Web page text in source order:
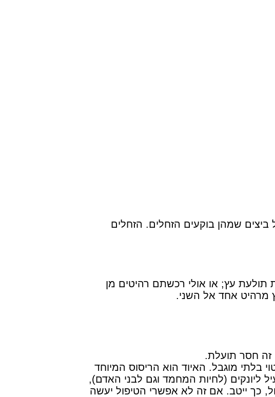
שמהן בוקעים הזחלים. הזחלים
תולעת עץ; או אולי רכשתם רהיטים מן
מרהיט אחד אל השני.
זה חסר תועלת.
בלתי מוגבל. האיוד הוא הריסוס המיוחד
ליונקים (לחיות המחמד וגם לבני האדם),
כך ייטב. אם זה לא אפשרי הטיפול יעשה